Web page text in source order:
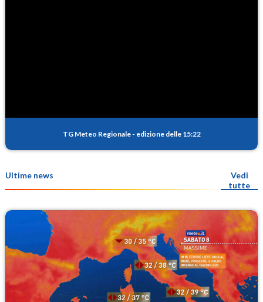
TG Meteo Regionale - edizione delle 15:22
Ultime news
Vedi
tutte